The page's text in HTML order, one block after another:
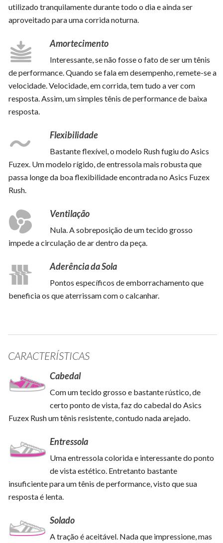
utilizado tranquilamente durante todo o dia e ainda ser
aproveitado para uma corrida noturna.
Amortecimento
Interessante, se não fosse o fato de ser um tênis
de performance. Quando se fala em desempenho, remete-se a
velocidade. Velocidade, em corrida, tem tudo a ver com
resposta. Assim, um simples tênis de performance de baixa
resposta.
Flexibilidade
Bastante flexível, o modelo Rush fugiu do Asics
Fuzex. Um modelo rígido, de entressola mais robusta que
passa longe da boa flexibilidade encontrada no Asics Fuzex
Rush.
Ventilação
Nula. A sobreposição de um tecido grosso
impede a circulação de ar dentro da peça.
Aderência da Sola
Pontos específicos de emborrachamento que
beneficia os que aterrissam com o calcanhar.
CARACTERÍSTICAS
Cabedal
Com um tecido grosso e bastante rústico, de
certo ponto de vista, faz do cabedal do Asics
Fuzex Rush um tênis resistente, contudo nada arejado.
Entressola
Uma entressola colorida e interessante do ponto
de vista estético. Entretanto bastante
insuficiente para um tênis de performance, visto que sua
resposta é lenta.
Solado
A tração é aceitável. Nada que impressione, mas